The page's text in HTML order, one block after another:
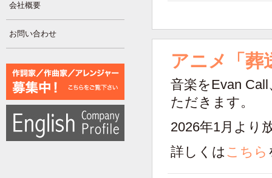
会社概要
お問い合わせ
アニメ「葬
音楽をEvan
ただきます。
2026年1月より
詳しくは こちら